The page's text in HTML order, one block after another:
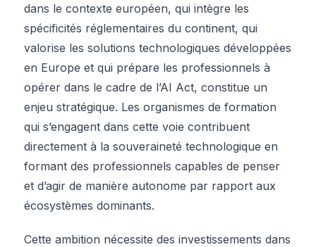
dans le contexte européen, qui intègre les
spécificités réglementaires du continent, qui
valorise les solutions technologiques développées
en Europe et qui prépare les professionnels à
opérer dans le cadre de l’AI Act, constitue un
enjeu stratégique. Les organismes de formation
qui s’engagent dans cette voie contribuent
directement à la souveraineté technologique en
formant des professionnels capables de penser
et d’agir de manière autonome par rapport aux
écosystèmes dominants.
Cette ambition nécessite des investissements dans